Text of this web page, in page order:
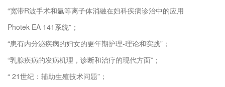
“宽带R波手术和氩等离子体消融在妇科疾病诊治中的应用
Photek EA 141系统”；
“患有内分泌疾病的妇女的更年期护理-理论和实践”；
“乳腺疾病的发病机理，诊断和治疗的现代方面”；
“ 21世纪：辅助生殖技术问题”；